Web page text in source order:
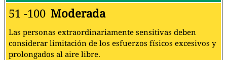
51 -100 Moderada
Las personas extraordinariamente sensitivas deben
considerar limitación de los esfuerzos físicos excesivos y
prolongados al aire libre.